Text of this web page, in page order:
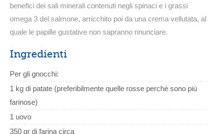
benefici dei sali minerali contenuti negli spinaci e i grassi
omega 3 del salmone, arricchito poi da una crema vellutata, al
quale le papille gustative non sapranno rinunciare.
Ingredienti
Per gli gnocchi:
1 kg di patate (preferibilmente quelle rosse perché sono più
farinose)
1 uovo
350 gr di farina circa